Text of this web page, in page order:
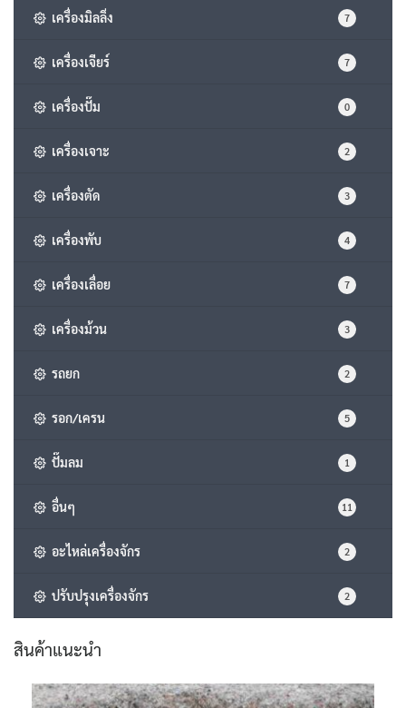
เครื่องมิลลิ่ง 7
เครื่องเจียร์ 7
เครื่องปั๊ม 0
เครื่องเจาะ 2
เครื่องตัด 3
เครื่องพับ 4
เครื่องเลื่อย 7
เครื่องม้วน 3
รถยก 2
รอก/เครน 5
ปั๊มลม 1
อื่นๆ 11
อะไหล่เครื่องจักร 2
ปรับปรุงเครื่องจักร 2
สินค้าแนะนำ